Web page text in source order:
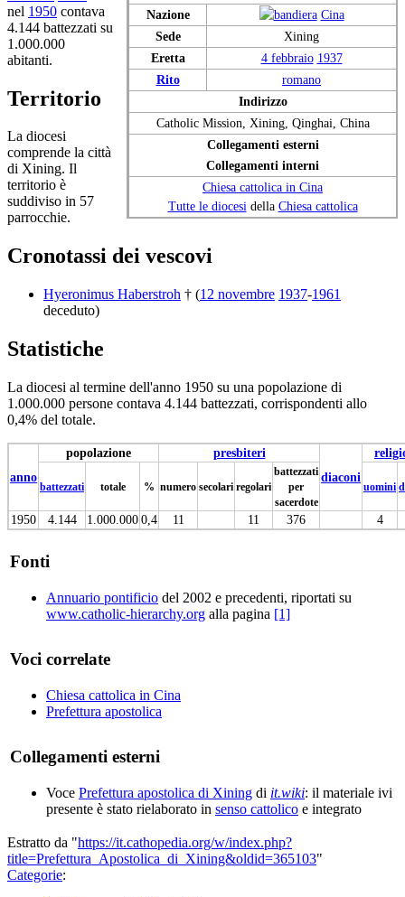
Nazione
Cina
Sede
Xining
Eretta
4 febbraio 1937
Rito
romano
Indirizzo
Catholic Mission, Xining, Qinghai, China
Collegamenti esterni
Collegamenti interni
Chiesa cattolica in Cina
Tutte le diocesi della Chiesa cattolica
nel 1950 contava
4.144 battezzati su
1.000.000
abitanti.
Territorio
La diocesi
comprende la città
di Xining. Il
territorio è
suddiviso in 57
parrocchie.
Cronotassi dei vescovi
Hyeronimus Haberstroh † (12 novembre 1937-1961
deceduto)
Statistiche
La diocesi al termine dell'anno 1950 su una popolazione di
1.000.000 persone contava 4.144 battezzati, corrispondenti allo
0,4% del totale.
anno
popolazione
presbiteri
diaconi
battezzati totale % numero secolari regolari
battezzati
per
sacerdote
uomini
1950 4.144 1.000.0000,4 11 11 376 4
Fonti
Annuario pontificio del 2002 e precedenti, riportati su
www.catholic-hierarchy.org alla pagina [1]
Voci correlate
Chiesa cattolica in Cina
Prefettura apostolica
Collegamenti esterni
Voce Prefettura apostolica di Xining di it.wiki: il materiale ivi
presente è stato rielaborato in senso cattolico e integrato
Estratto da "https://it.cathopedia.org/w/index.php?
title=Prefettura_Apostolica_di_Xining&oldid=365103"
Categorie: